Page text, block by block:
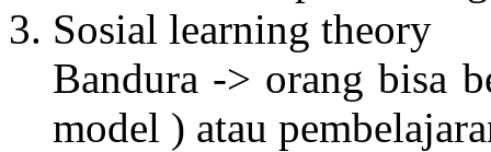
Sosial learning theory
Bandura -> orang bisa
model ) atau